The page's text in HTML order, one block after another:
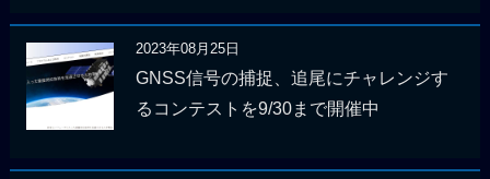
2023年08月25日
GNSS信号の捕捉、追尾にチャレンジす
るコンテストを9/30まで開催中